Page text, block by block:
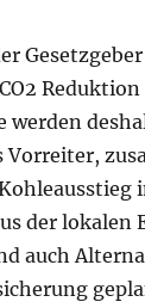
werden
Vorreiter,
der lokalen
auch